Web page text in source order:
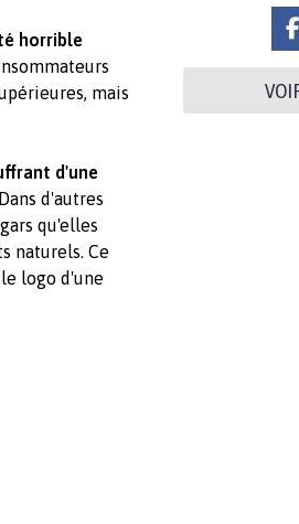
horrible
mais
d'une
d'autres
qu'elles
naturels. Ce
logo d'une